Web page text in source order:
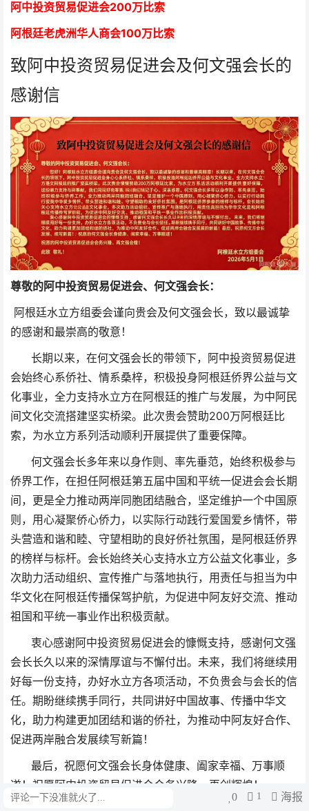
阿中投资贸易促进会200万比索
阿根廷老虎洲华人商会100万比索
致阿中投资贸易促进会及何文强会长的
感谢信
尊敬的阿中投资贸易促进会、何文强会长：
阿根廷水立方组委会谨向贵会及何文强会长，致以最诚挚
的感谢和最崇高的敬意！
长期以来，在何文强会长的带领下，阿中投资贸易促进
会始终心系侨社、情系桑梓，积极投身阿根廷侨界公益与文
化事业，全力支持水立方在阿根廷的推广与发展，为中阿民
间文化交流搭建坚实桥梁。此次贵会赞助200万阿根廷比
索，为水立方系列活动顺利开展提供了重要保障。
何文强会长多年来以身作则、率先垂范，始终积极参与
侨界工作，在担任阿根廷第五届中国和平统一促进会会长期
间，更是全力推动两岸同胞团结融合，坚定维护一个中国原
则，用心凝聚侨心侨力，以实际行动践行爱国爱乡情怀，带
头营造和谐和睦、守望相助的良好侨社氛围，是阿根廷侨界
的榜样与标杆。会长始终关心支持水立方公益文化事业，多
次助力活动组织、宣传推广与落地执行，用责任与担当为中
华文化在阿根廷传播保驾护航，为促进中阿友好交流、推动
祖国和平统一事业作出积极贡献。
衷心感谢阿中投资贸易促进会的慷慨支持，感谢何文强
会长长久以来的深情厚谊与不懈付出。未来，我们将继续用
好每一份支持，办好水立方各项活动，不负贵会与会长的信
任。期盼继续携手同行，共同讲好中国故事、传播中华文
化，助力构建更加团结和谐的侨社，为推动中阿友好合作、
促进两岸融合发展续写新篇！
最后，祝愿何文强会长身体健康、阖家幸福、万事顺
遂！祝愿阿中投资贸易促进会会务兴隆、再创辉煌！
评论 0 1 海报